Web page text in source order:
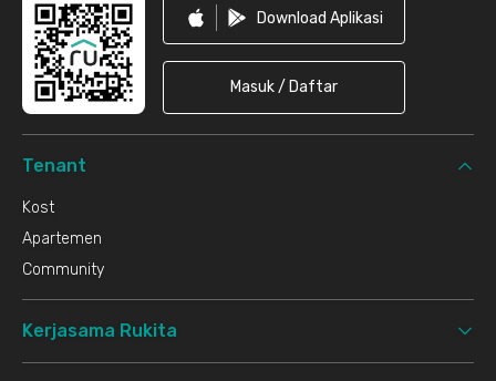
Download Aplikasi
Masuk / Daftar
Tenant
Kost
Apartemen
Community
Kerjasama Rukita